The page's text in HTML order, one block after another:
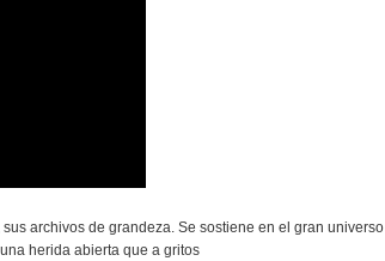
archivos de grandeza. Se sostiene en el gran universo
herida abierta que a gritos